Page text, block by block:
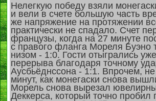
Нелегкую победу взяли
и вели в счете большую часть
же напряжение на протяжении
практически не спадало. Счет
французы, когда на 27 минуте
с правого фланга Мореля Буэно
низом - 1:0. Гости отыгрались
перерыва благодаря точному
Аусбьёднссона - 1:1. Впрочем,
минут, как монегаски снова
Морель снова вырезал
Деккерса, который точно пробил